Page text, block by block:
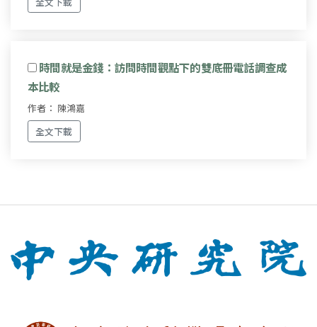
時間就是金錢：訪問時間觀點下的雙底冊電話調查成
本比較
作者： 陳鴻嘉
全文下載